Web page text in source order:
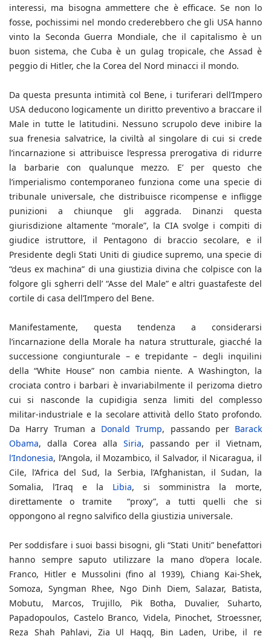
interessi, ma bisogna ammettere che è efficace. Se non lo
fosse, pochissimi nel mondo crederebbero che gli USA hanno
vinto la Seconda Guerra Mondiale, che il capitalismo è un
buon sistema, che Cuba è un gulag tropicale, che Assad è
peggio di Hitler, che la Corea del Nord minacci il mondo.
Da questa presunta intimità col Bene, i turiferari dell’Impero
USA deducono logicamente un diritto preventivo a braccare il
Male in tutte le latitudini. Nessuno scrupolo deve inibire la
sua frenesia salvatrice, la civiltà al singolare di cui si crede
l’incarnazione si attribuisce l’espressa prerogativa di ridurre
la barbarie con qualunque mezzo. E’ per questo che
l’imperialismo contemporaneo funziona come una specie di
tribunale universale, che distribuisce ricompense e infligge
punizioni a chiunque gli aggrada. Dinanzi questa
giurisdizione altamente “morale”, la CIA svolge i compiti di
giudice istruttore, il Pentagono di braccio secolare, e il
Presidente degli Stati Uniti di giudice supremo, una specie di
“deus ex machina” di una giustizia divina che colpisce con la
folgore gli sgherri dell’ “Asse del Male” e altri guastafeste del
cortile di casa dell’Impero del Bene.
Manifestamente, questa tendenza a considerarsi
l’incarnazione della Morale ha natura strutturale, giacché la
successione congiunturale – e trepidante – degli inquilini
della “White House” non cambia niente. A Washington, la
crociata contro i barbari è invariabilmente il perizoma dietro
cui si nasconde la cupidigia senza limiti del complesso
militar-industriale e la secolare attività dello Stato profondo.
Da Harry Truman a Donald Trump, passando per Barack
Obama, dalla Corea alla Siria, passando per il Vietnam,
l’Indonesia, l’Angola, il Mozambico, il Salvador, il Nicaragua, il
Cile, l’Africa del Sud, la Serbia, l’Afghanistan, il Sudan, la
Somalia, l’Iraq e la Libia, si somministra la morte,
direttamente o tramite “proxy”, a tutti quelli che si
oppongono al regno salvifico della giustizia universale.
Per soddisfare i suoi bassi bisogni, gli “Stati Uniti” benefattori
hanno sempre saputo utilizzare la mano d’opera locale.
Franco, Hitler e Mussolini (fino al 1939), Chiang Kai-Shek,
Somoza, Syngman Rhee, Ngo Dinh Diem, Salazar, Batista,
Mobutu, Marcos, Trujillo, Pik Botha, Duvalier, Suharto,
Papadopoulos, Castelo Branco, Videla, Pinochet, Stroessner,
Reza Shah Pahlavi, Zia Ul Haqq, Bin Laden, Uribe, il re